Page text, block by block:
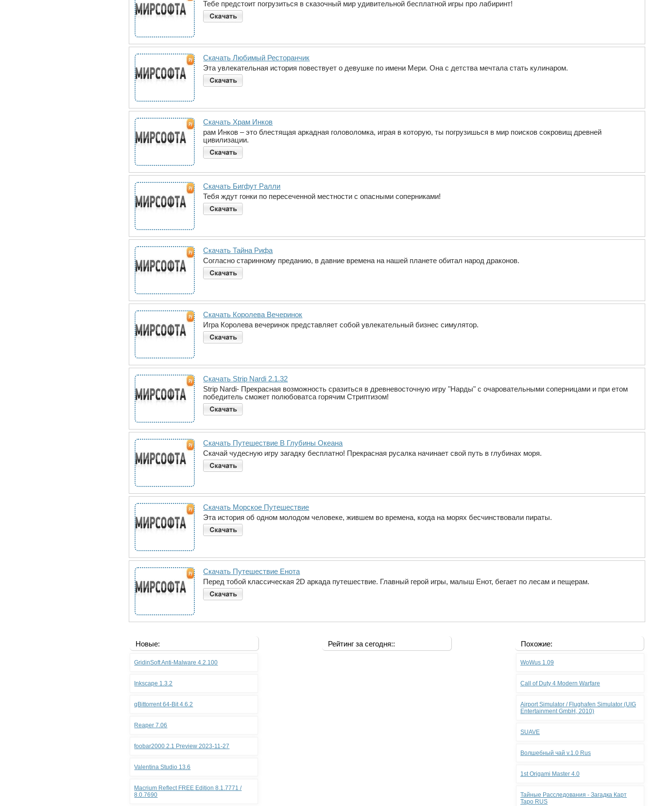
Тебе предстоит погрузиться в сказочный мир удивительной бесплатной игры про лабиринт!
Скачать Любимый Ресторанчик
Эта увлекательная история повествует о девушке по имени Мери. Она с детства мечтала стать кулинаром.
Скачать Храм Инков
рам Инков – это блестящая аркадная головоломка, играя в которую, ты погрузишься в мир поисков сокровищ древней
цивилизации.
Скачать Бигфут Ралли
Тебя ждут гонки по пересеченной местности с опасными соперниками!
Скачать Тайна Рифа
Согласно старинному преданию, в давние времена на нашей планете обитал народ драконов.
Скачать Королева Вечеринок
Игра Королева вечеринок представляет собой увлекательный бизнес симулятор.
Скачать Strip Nardi 2.1.32
Strip Nardi- Прекрасная возможность сразиться в древневосточную игру "Нарды" с очаровательными соперницами и при етом
победитель сможет полюбоватса горячим Стриптизом!
Скачать Путешествие В Глубины Океана
Скачай чудесную игру загадку бесплатно! Прекрасная русалка начинает свой путь в глубинах моря.
Скачать Морское Путешествие
Эта история об одном молодом человеке, жившем во времена, когда на морях бесчинствовали пираты.
Скачать Путешествие Енота
Перед тобой классическая 2D аркада путешествие. Главный герой игры, малыш Енот, бегает по лесам и пещерам.
Новые:
GridinSoft Anti-Malware 4.2.100
Inkscape 1.3.2
qBittorrent 64-Bit 4.6.2
Reaper 7.06
foobar2000 2.1 Preview 2023-11-27
Valentina Studio 13.6
Macrium Reflect FREE Edition 8.1.7771 /
8.0.7690
Рейтинг за сегодня:: Похожие:
WoWus 1.09
Call of Duty 4 Modern Warfare
Airport Simulator / Flughafen Simulator (UIG
Entertainment GmbH, 2010)
SUAVE
Волшебный чай v.1.0 Rus
1st Origami Master 4.0
Тайные Расследования - Загадка Карт
Таро RUS